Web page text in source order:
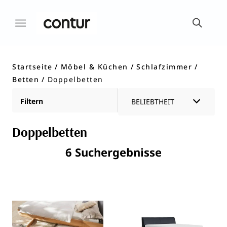
Startseite Möbel & Küchen
Schlafzimmer
Betten
Doppelbetten
Filtern BELIEBTHEIT
Doppelbetten
6 Suchergebnisse